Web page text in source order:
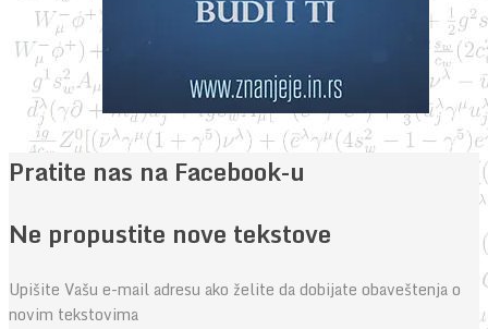
Pratite nas na Facebook-u
Ne propustite nove tekstove
Upišite Vašu e-mail adresu ako želite da dobijate obaveštenja o
novim tekstovima